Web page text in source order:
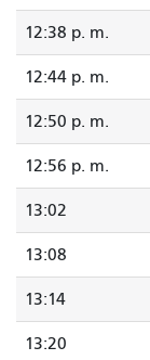
12:38 p. m.
12:44 p. m.
12:50 p. m.
12:56 p. m.
13:02
13:08
13:14
13:20